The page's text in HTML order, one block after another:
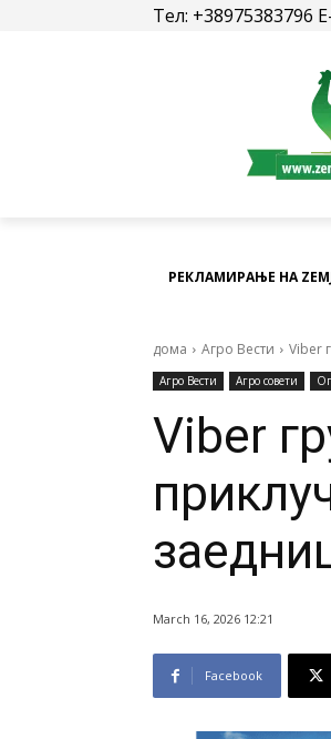
Тел: +38975383796
РЕКЛАМИРАЊЕ НА
дома Агро Вести Viber
Агро Вести Агро совети
Viber
March 16, 2026 12:21
Facebook